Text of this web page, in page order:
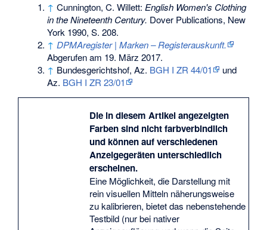
↑ Cunnington, C. Willett: English Women's Clothing
in the Nineteenth Century. Dover Publications, New
York 1990, S. 208.
↑ DPMAregister | Marken – Registerauskunft.
Abgerufen am 19. März 2017.
↑ Bundesgerichtshof, Az. BGH I ZR 44/01
und
Az. BGH I ZR 23/01
Die in diesem Artikel angezeigten
Farben sind nicht farbverbindlich
und können auf verschiedenen
Anzeigegeräten unterschiedlich
erscheinen.
Eine Möglichkeit, die Darstellung mit
rein visuellen Mitteln näherungsweise
zu kalibrieren, bietet das nebenstehende
Testbild (nur bei nativer